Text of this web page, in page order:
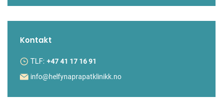
Kontakt
TLF: +47 41 17 16 91
info@helfynaprapatklinikk.no